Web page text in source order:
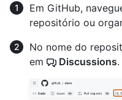
Em GitHub,
repositório ou
No nome do
em
Discussions.